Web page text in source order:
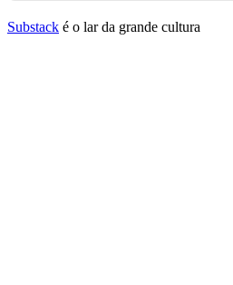
Substack é o lar da grande cultura